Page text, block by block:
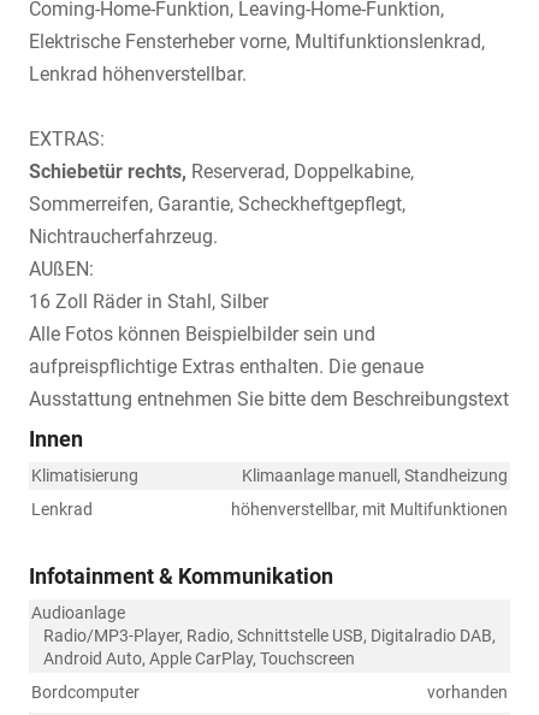
Coming-Home-Funktion, Leaving-Home-Funktion,
Elektrische Fensterheber vorne, Multifunktionslenkrad,
Lenkrad höhenverstellbar.
EXTRAS:
Schiebetür rechts, Reserverad, Doppelkabine,
Sommerreifen, Garantie, Scheckheftgepflegt,
Nichtraucherfahrzeug.
AUßEN:
16 Zoll Räder in Stahl, Silber
Alle Fotos können Beispielbilder sein und
aufpreispflichtige Extras enthalten. Die genaue
Ausstattung entnehmen Sie bitte dem Beschreibungstext
Innen
Klimatisierung
Klimaanlage manuell, Standheizung
Lenkrad
höhenverstellbar, mit Multifunktionen
Infotainment & Kommunikation
Audioanlage
Radio/MP3-Player, Radio, Schnittstelle USB, Digitalradio DAB,
Android Auto, Apple CarPlay, Touchscreen
Bordcomputer
vorhanden